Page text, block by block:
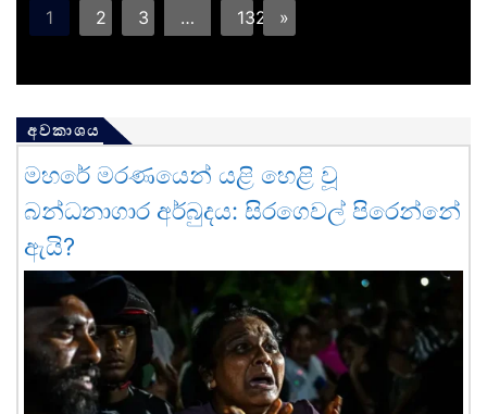
1 2 3 … 132 »
අවකාශය
මහරේ මරණයෙන් යළි හෙළි වූ
බන්ධනාගාර අර්බුදය: සිරගෙවල් පිරෙන්නේ
ඇයි?